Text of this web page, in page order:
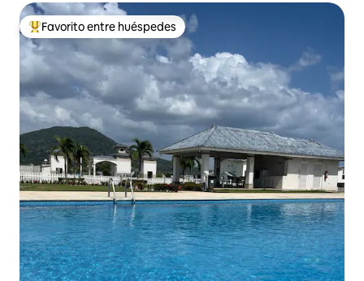
Favorito entre huéspedes preferido
Favorito entre huéspedes